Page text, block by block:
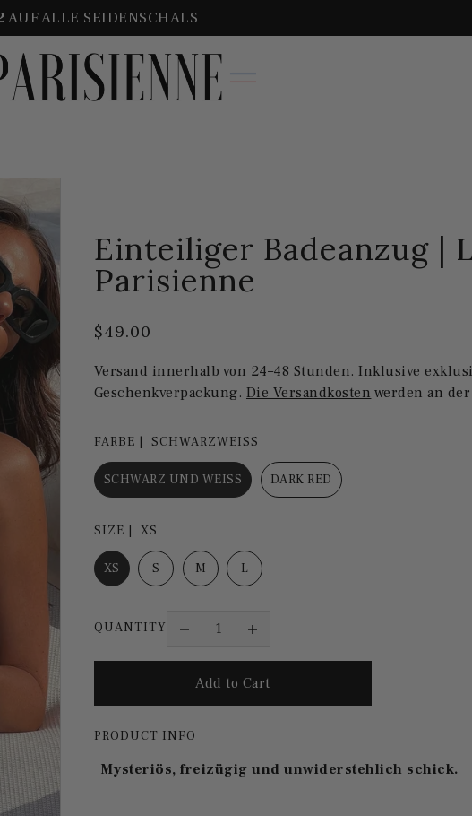
AUF ALLE SEIDENSCHALS
Einteiliger Badeanzug |
Parisienne
$49.00
Versand innerhalb von 24–48 Stunden. Inklusive
Geschenkverpackung. Die Versandkosten werden an
FARBE | SCHWARZWEISS
SCHWARZ UND WEISS DARK RED
SIZE | XS
XS S M L
QUANTITY
PRODUCT INFO
Mysteriös, freizügig und unwiderstehlich schick.